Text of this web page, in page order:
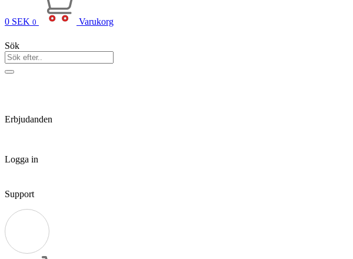
0 SEK 0 Varukorg
Sök
Erbjudanden
Logga in
Support